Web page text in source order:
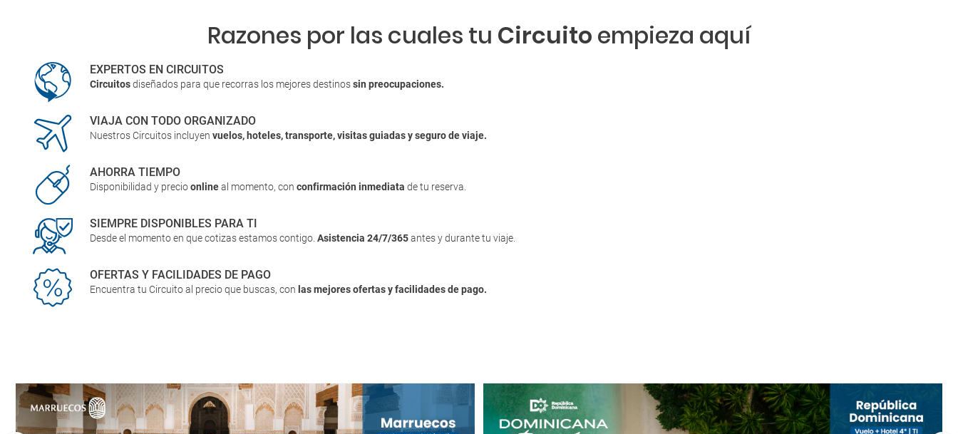
Razones por las cuales tu Circuito empieza aquí
EXPERTOS EN CIRCUITOS
Circuitosdiseñados para que recorras los mejores destinossin preocupaciones.
VIAJA CON TODO ORGANIZADO
Nuestros Circuitos incluyenvuelos, hoteles, transporte, visitas guiadas y seguro de viaje.
AHORRA TIEMPO
Disponibilidad y precioonlineal momento, conconfirmación inmediatade tu reserva.
SIEMPRE DISPONIBLES PARA TI
Desde el momento en que cotizas estamos contigo.Asistencia 24/7/365antes y durante tu viaje.
OFERTAS Y FACILIDADES DE PAGO
Encuentra tu Circuito al precio que buscas, con las mejores ofertas y facilidades de pago.